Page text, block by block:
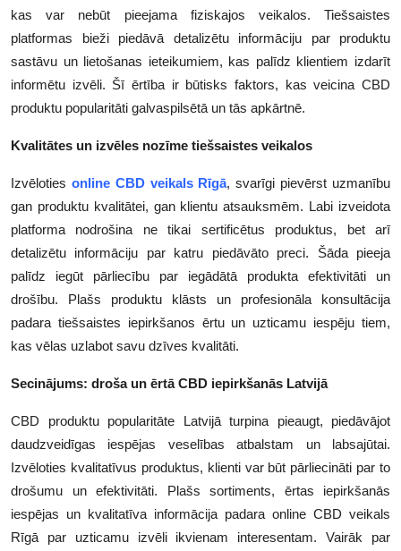
kas var nebūt pieejama fiziskajos veikalos. Tiešsaistes
platformas bieži piedāvā detalizētu informāciju par produktu
sastāvu un lietošanas ieteikumiem, kas palīdz klientiem izdarīt
informētu izvēli. Šī ērtība ir būtisks faktors, kas veicina CBD
produktu popularitāti galvaspilsētā un tās apkārtnē.
Kvalitātes un izvēles nozīme tiešsaistes veikalos
Izvēloties online CBD veikals Rīgā, svarīgi pievērst uzmanību
gan produktu kvalitātei, gan klientu atsauksmēm. Labi izveidota
platforma nodrošina ne tikai sertificētus produktus, bet arī
detalizētu informāciju par katru piedāvāto preci. Šāda pieeja
palīdz iegūt pārliecību par iegādātā produkta efektivitāti un
drošību. Plašs produktu klāsts un profesionāla konsultācija
padara tiešsaistes iepirkšanos ērtu un uzticamu iespēju tiem,
kas vēlas uzlabot savu dzīves kvalitāti.
Secinājums: droša un ērtā CBD iepirkšanās Latvijā
CBD produktu popularitāte Latvijā turpina pieaugt, piedāvājot
daudzveidīgas iespējas veselības atbalstam un labsajūtai.
Izvēloties kvalitatīvus produktus, klienti var būt pārliecināti par to
drošumu un efektivitāti. Plašs sortiments, ērtas iepirkšanās
iespējas un kvalitatīva informācija padara online CBD veikals
Rīgā par uzticamu izvēli ikvienam interesentam. Vairāk par